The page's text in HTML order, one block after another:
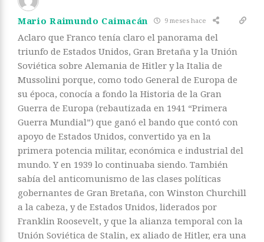
Mario Raimundo Caimacán 9 meses hace
Aclaro que Franco tenía claro el panorama del
triunfo de Estados Unidos, Gran Bretaña y la Unión
Soviética sobre Alemania de Hitler y la Italia de
Mussolini porque, como todo General de Europa de
su época, conocía a fondo la Historia de la Gran
Guerra de Europa (rebautizada en 1941 “Primera
Guerra Mundial”) que ganó el bando que contó con
apoyo de Estados Unidos, convertido ya en la
primera potencia militar, económica e industrial del
mundo. Y en 1939 lo continuaba siendo. También
sabía del anticomunismo de las clases políticas
gobernantes de Gran Bretaña, con Winston Churchill
a la cabeza, y de Estados Unidos, liderados por
Franklin Roosevelt, y que la alianza temporal con la
Unión Soviética de Stalin, ex aliado de Hitler, era una